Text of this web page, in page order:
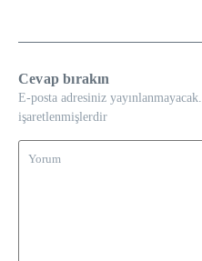
Cevap bırakın
E-posta adresiniz yayınlanmayacak.
işaretlenmişlerdir